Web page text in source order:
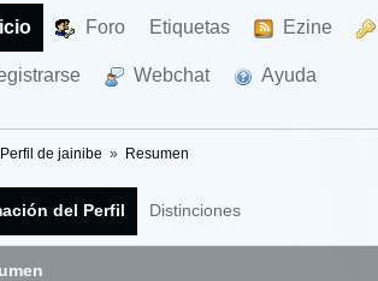
Foro Etiquetas Ezine
Webchat Ayuda
Perfil de jainibe » Resumen
del Perfil Distinciones